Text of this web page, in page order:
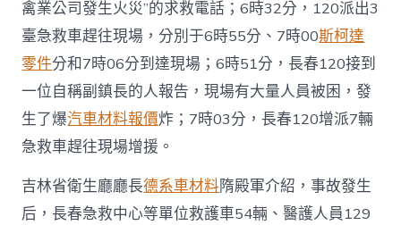
家
發
展
門
戶〉
中
禽業公司發生火災”的求救電話；6時32分，120派出3
臺急救車趕往現場，分別于6時55分、7時00斯柯達
零件分和7時06分到達現場；6時51分，長春120接到
一位自稱副鎮長的人報告，現場有大量人員被困，發
生了爆汽車材料報價炸；7時03分，長春120增派7輛
急救車趕往現場增援。
吉林省衛生廳廳長德系車材料隋殿軍介紹，事故發生
后，長春急救中心等單位救護車54輛、醫護人員129